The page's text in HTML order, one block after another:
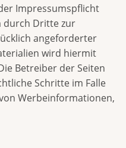
Impressumspflicht
durch Dritte zur
angeforderter
wird hiermit
Betreiber der Seiten
Schritte im Falle
Werbeinformationen,